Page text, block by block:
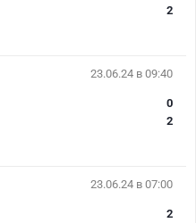
2
23.06.24 в 09:40
0
2
23.06.24 в 07:00
2